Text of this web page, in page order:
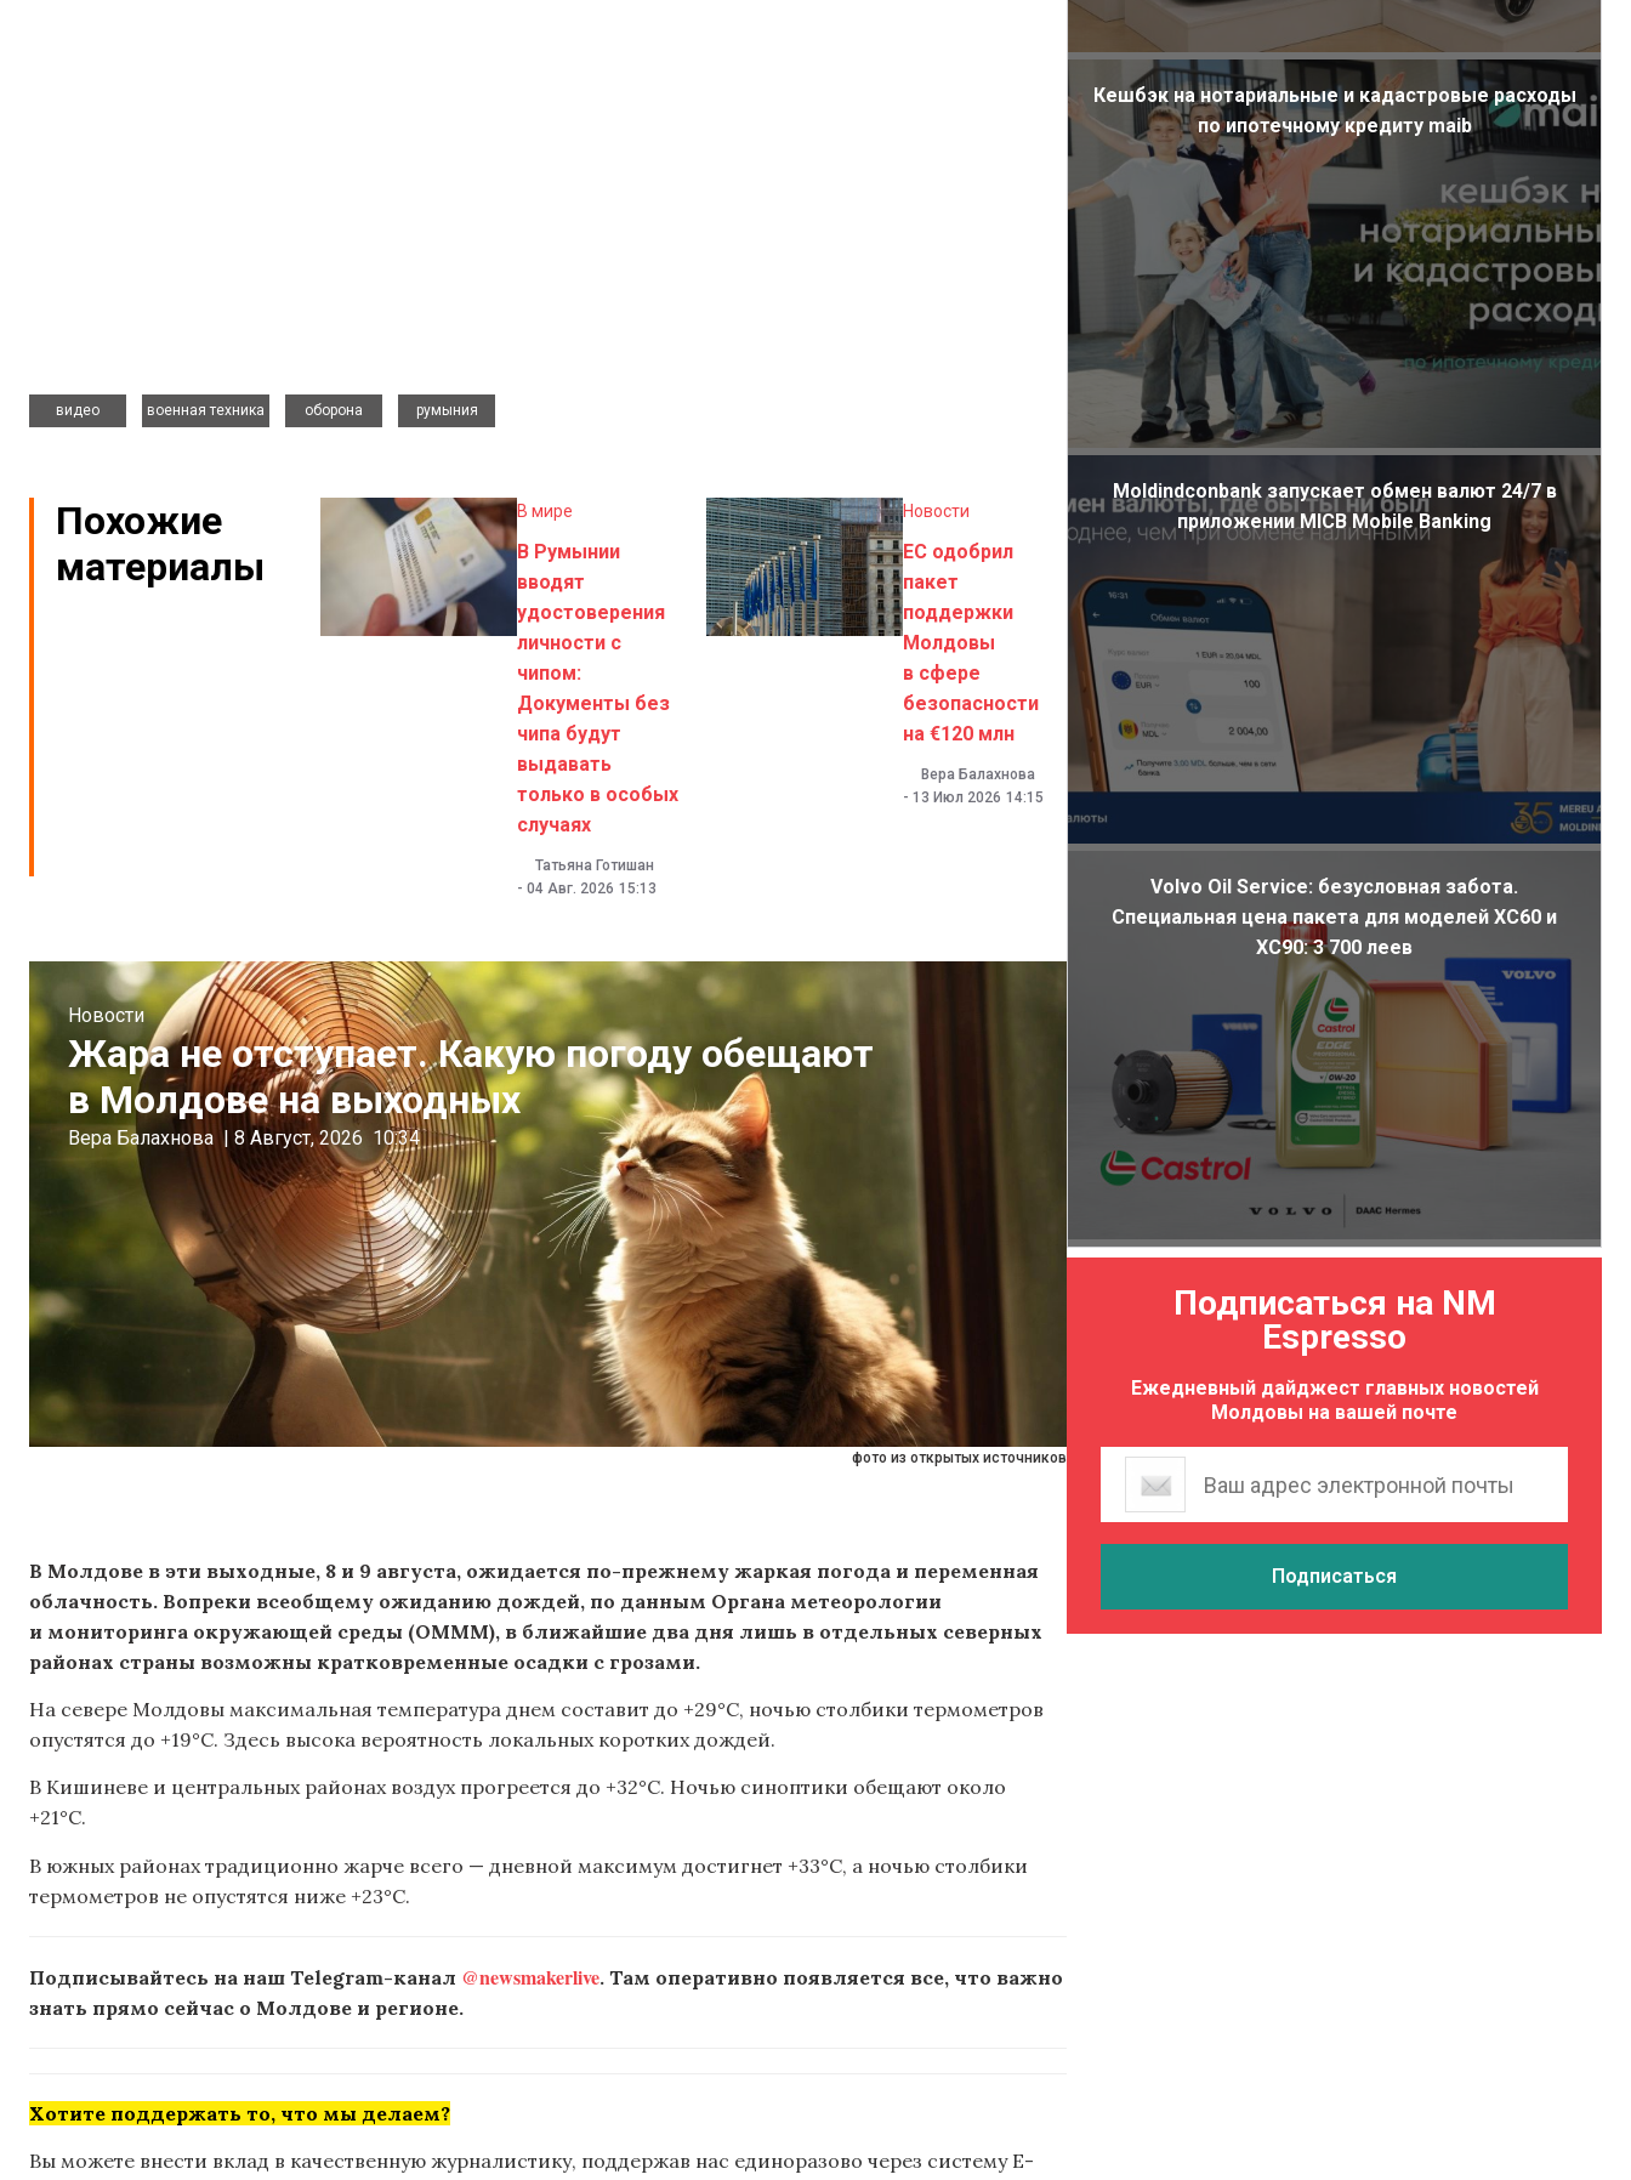
видео
военная техника
оборона
румыния
Похожие
материалы
В мире
В Румынии
вводят
удостоверения
личности с
чипом:
Документы без
чипа будут
выдавать
только в особых
случаях
Татьяна Готишан
- 04 Авг. 2026 15:13
Новости
ЕС одобрил
пакет
поддержки
Молдовы
в сфере
безопасности
на €120 млн
Вера Балахнова
- 13 Июл 2026 14:15
фото из открытых источников
Новости
Жара не отступает. Какую погоду обещают
в Молдове на выходных
Вера Балахнова | 8 Август, 2026 10:34
В Молдове в эти выходные, 8 и 9 августа, ожидается по-прежнему жаркая погода и переменная
облачность. Вопреки всеобщему ожиданию дождей, по данным Органа метеорологии
и мониторинга окружающей среды (OMMM), в ближайшие два дня лишь в отдельных северных
районах страны возможны кратковременные осадки с грозами.
На севере Молдовы максимальная температура днем составит до +29°C, ночью столбики термометров
опустятся до +19°C. Здесь высока вероятность локальных коротких дождей.
В Кишиневе и центральных районах воздух прогреется до +32°C. Ночью синоптики обещают около
+21°C.
В южных районах традиционно жарче всего — дневной максимум достигнет +33°C, а ночью столбики
термометров не опустятся ниже +23°C.
Подписывайтесь на наш Telegram-канал @newsmakerlive. Там оперативно появляется все, что важно
знать прямо сейчас о Молдове и регионе.
Хотите поддержать то, что мы делаем?
Вы можете внести вклад в качественную журналистику, поддержав нас единоразово через систему E-
Кешбэк на нотариальные и кадастровые расходы
по ипотечному кредиту maib
Moldindconbank запускает обмен валют 24/7 в
приложении MICB Mobile Banking
Volvo Oil Service: безусловная забота.
Специальная цена пакета для моделей XC60 и
XC90: 3 700 леев
Подписаться на NM
Espresso
Ежедневный дайджест главных новостей
Молдовы на вашей почте